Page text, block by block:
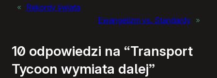
« Rekordy świata
Ewangelizm vs. Standardy »
10 odpowiedzi na “Transport
Tycoon wymiata dalej”